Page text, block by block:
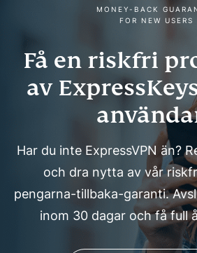
MONEY-BACK
FOR NEW USERS
Få en riskfri
av
Har du inte ExpressVPN än?
och dra nytta av vår
pengarna-tillbaka-garanti.
inom 30 dagar och få full